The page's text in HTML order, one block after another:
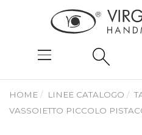
HOME LINEE CATALOGO
VASSOIETTO PICCOLO